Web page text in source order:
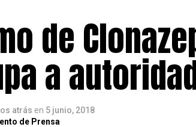
de
a
atrás en 5 junio, 2018
de Prensa